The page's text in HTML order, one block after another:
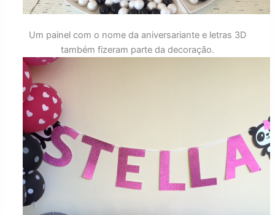
Um painel com o nome da aniversariante e letras 3D
também fizeram parte da decoração.